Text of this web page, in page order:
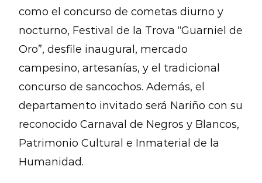
como el concurso de cometas diurno y
nocturno, Festival de la Trova “Guarniel de
Oro”, desfile inaugural, mercado
campesino, artesanías, y el tradicional
concurso de sancochos. Además, el
departamento invitado será Nariño con su
reconocido Carnaval de Negros y Blancos,
Patrimonio Cultural e Inmaterial de la
Humanidad.